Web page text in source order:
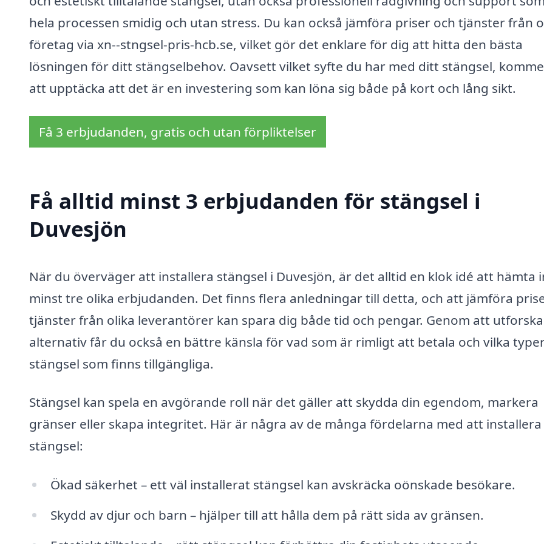
hela processen smidig och utan stress. Du kan också jämföra priser och tjänster från
företag via xn--stngsel-pris-hcb.se, vilket gör det enklare för dig att hitta den bästa
lösningen för ditt stängselbehov. Oavsett vilket syfte du har med ditt stängsel,
att upptäcka att det är en investering som kan löna sig både på kort och lång sikt.
Få 3 erbjudanden, gratis och utan förpliktelser
Få alltid minst 3 erbjudanden för stängsel i
Duvesjön
När du överväger att installera stängsel i Duvesjön, är det alltid en klok idé att hämta
minst tre olika erbjudanden. Det finns flera anledningar till detta, och att jämföra
tjänster från olika leverantörer kan spara dig både tid och pengar. Genom att
alternativ får du också en bättre känsla för vad som är rimligt att betala och vilka
stängsel som finns tillgängliga.
Stängsel kan spela en avgörande roll när det gäller att skydda din egendom, markera
gränser eller skapa integritet. Här är några av de många fördelarna med att
stängsel:
Ökad säkerhet – ett väl installerat stängsel kan avskräcka oönskade besökare.
Skydd av djur och barn – hjälper till att hålla dem på rätt sida av gränsen.